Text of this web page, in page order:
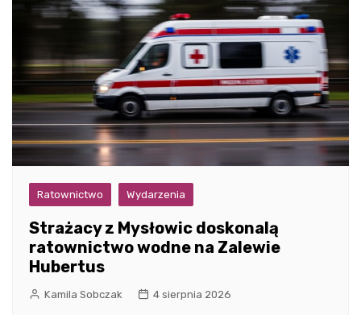
Ratownictwo Wydarzenia
Strażacy z Mysłowic doskonalą
ratownictwo wodne na Zalewie
Hubertus
Kamila Sobczak 4 sierpnia 2026